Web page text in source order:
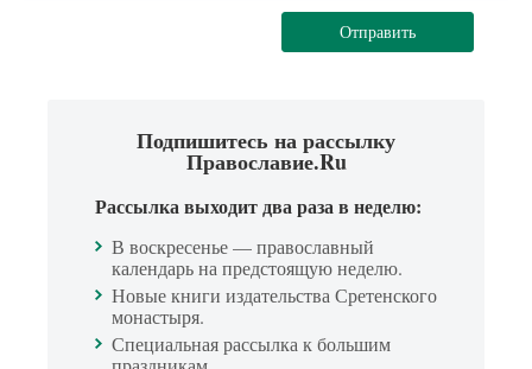
Отправить
Подпишитесь на рассылку
Православие.Ru
Рассылка выходит два раза в неделю:
В воскресенье — православный
календарь на предстоящую неделю.
Новые книги издательства Сретенского
монастыря.
Специальная рассылка к большим